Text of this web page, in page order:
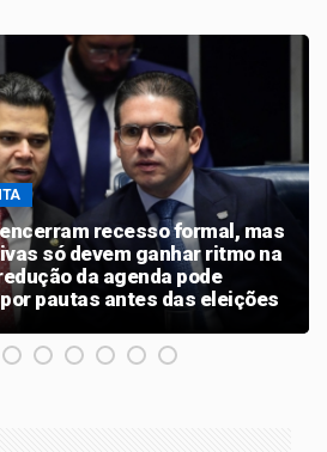
recesso formal, mas
só devem ganhar ritmo na
da agenda pode
pautas antes das eleições